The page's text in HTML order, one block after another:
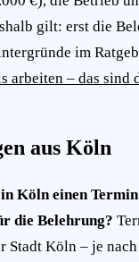
gilt: erst die
im
arbeiten – das sind
aus Köln
Köln einen
die Belehrung?
Stadt Köln – je